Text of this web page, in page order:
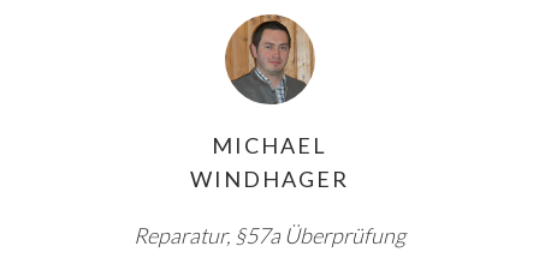
MICHAEL
WINDHAGER
Reparatur, §57a Überprüfung